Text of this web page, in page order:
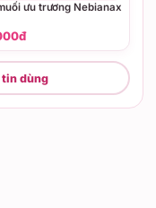
ưu trương Nebianax
tin dùng